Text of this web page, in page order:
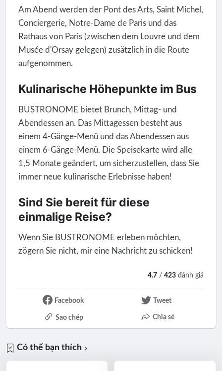
Am Abend werden der Pont des Arts, Saint Michel,
Conciergerie, Notre-Dame de Paris und das
Rathaus von Paris (zwischen dem Louvre und dem
Musée d'Orsay gelegen) zusätzlich in die Route
aufgenommen.
Kulinarische Höhepunkte im Bus
BUSTRONOME bietet Brunch, Mittag- und
Abendessen an. Das Mittagessen besteht aus
einem 4-Gänge-Menü und das Abendessen aus
einem 6-Gänge-Menü. Die Speisekarte wird alle
1,5 Monate geändert, um sicherzustellen, dass Sie
immer neue kulinarische Erlebnisse haben!
Sind Sie bereit für diese
einmalige Reise?
Wenn Sie BUSTRONOME erleben möchten,
zögern Sie nicht, mir eine Nachricht zu schicken!
4.7 /423 đánh giá
Facebook Tweet
Sao chép Chia sẻ
Có thể bạn thích